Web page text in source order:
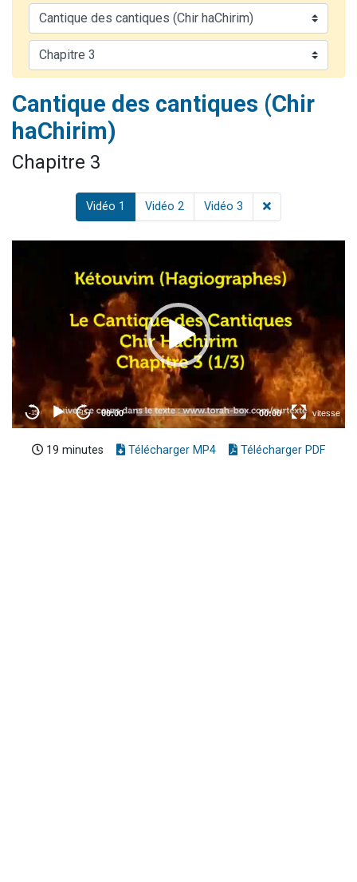
Il reste 49 places pour étudier en groupe sur Zoom
12 nouvelles musiques dans Torah-Box Music
3 personnes viennent de nous rejoindre sur WhatsApp
Cantique des cantiques (Chir
haChirim)
Chapitre 3
Vidéo 1 Vidéo 2 Vidéo 3
19 minutes Télécharger MP4 Télécharger PDF